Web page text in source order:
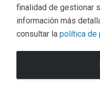
finalidad de gestionar
información más
consultar la política de